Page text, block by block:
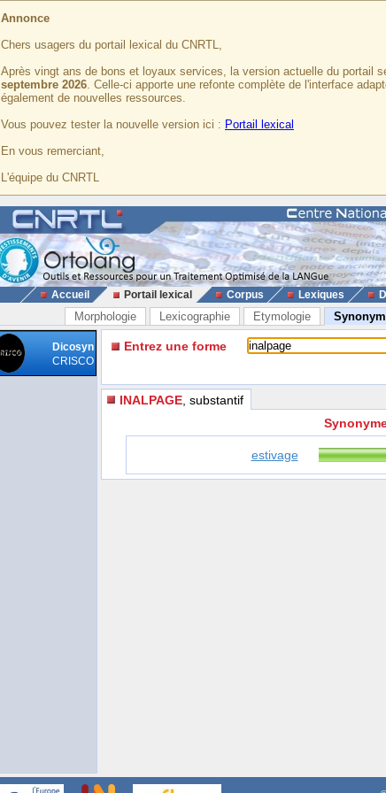
Annonce
Chers usagers du portail lexical du CNRTL,
Après vingt ans de bons et loyaux services, la version actuelle du portail
septembre 2026. Celle-ci apporte une refonte complète de l'interface
également de nouvelles ressources.
Vous pouvez tester la nouvelle version ici : Portail lexical
En vous remerciant,
L'équipe du CNRTL
Accueil Portail lexical Corpus Lexiques
Morphologie Lexicographie Etymologie
Dicosyn
CRISCO
Entrez une forme
INALPAGE , substantif
estivage